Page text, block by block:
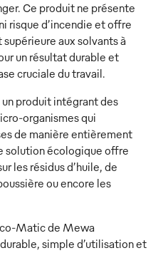
Ce produit ne présente
risque d’incendie et offre
aux solvants à
un résultat durable et
cruciale du travail.
produit intégrant des
organismes qui
de manière entièrement
solution écologique offre
les résidus d’huile, de
ou encore les
Matic de Mewa
simple d’utilisation et